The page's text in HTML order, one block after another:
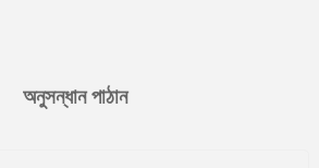
অনুসন্ধান পাঠান